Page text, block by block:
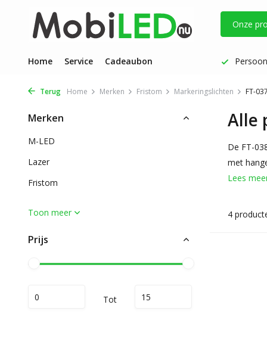
Onze
Home Service Cadeaubon
Vóór 17 uur besteld: dezelfde werkdag verzonden
Terug Home Merken Fristom Markeringslichten FT-
Merken
M-LED
Lazer
Fristom
Toon meer
Prijs
Tot
Alle
De FT-
met
Lees
4